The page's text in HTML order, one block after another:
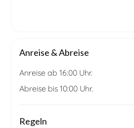
Anreise & Abreise
Anreise ab 16:00 Uhr.
Abreise bis 10:00 Uhr.
Regeln